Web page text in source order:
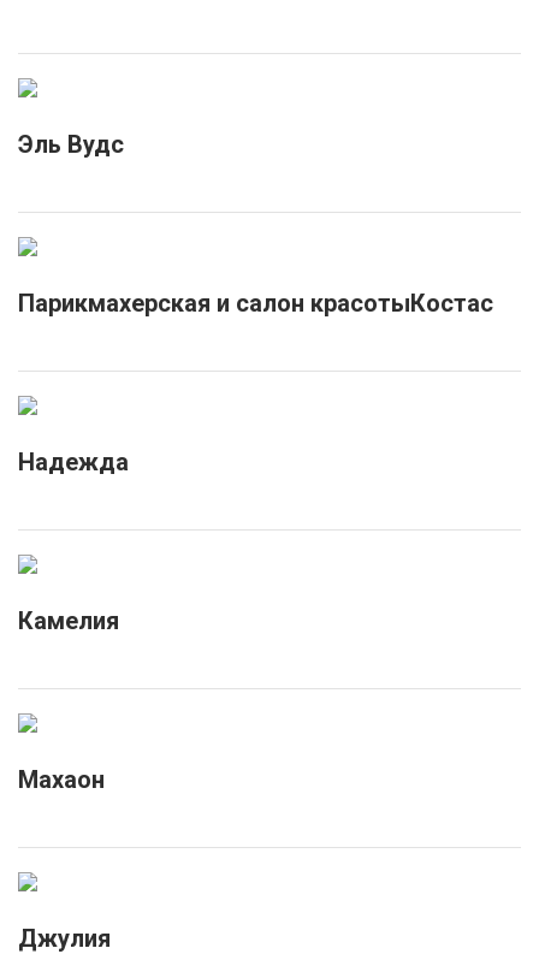
Эль Вудс
Парикмахерская и салон красотыКостас
Надежда
Камелия
Махаон
Джулия